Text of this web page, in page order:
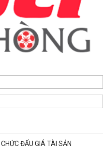
131,2 m² đất phục vụ mở rộng
tháng 8
ĐẤU GIÁ TÀI SẢN